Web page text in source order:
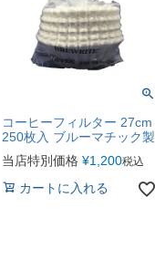
コーヒーフィルター 27cm
250枚入 ブルーマチック製
当店特別価格 ¥1,200税込
カートに入れる